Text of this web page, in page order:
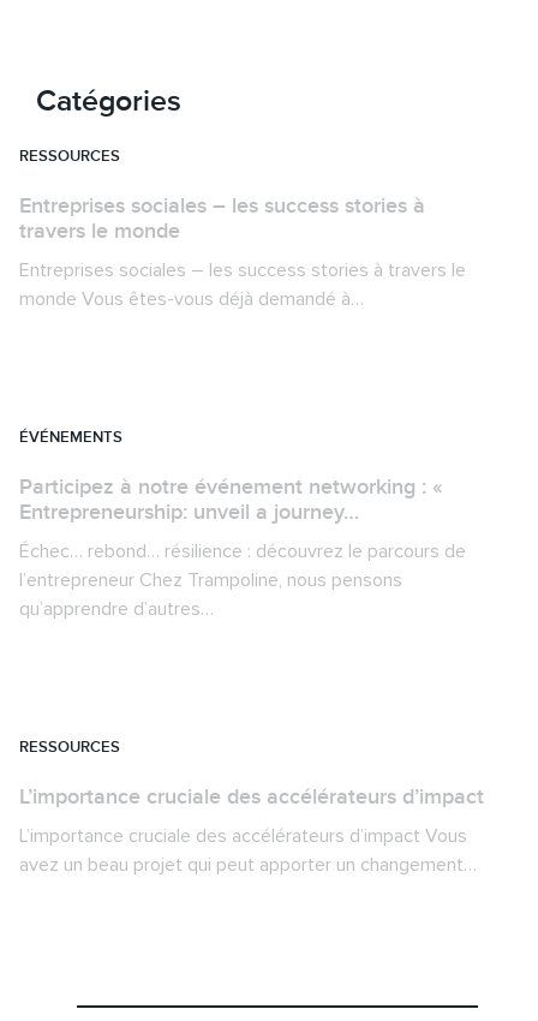
Catégories
RESSOURCES
Entreprises sociales – les success stories à
travers le monde
Entreprises sociales – les success stories à travers le
monde Vous êtes-vous déjà demandé à…
ÉVÉNEMENTS
Participez à notre événement networking : «
Entrepreneurship: unveil a journey…
Échec… rebond… résilience : découvrez le parcours de
l’entrepreneur Chez Trampoline, nous pensons
qu’apprendre d’autres…
RESSOURCES
L’importance cruciale des accélérateurs d’impact
L’importance cruciale des accélérateurs d’impact Vous
avez un beau projet qui peut apporter un changement…